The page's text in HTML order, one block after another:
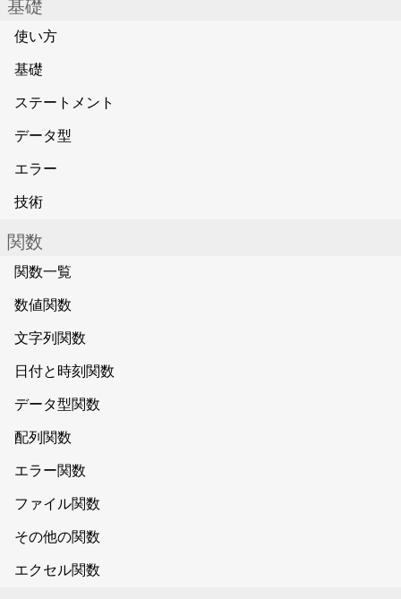
基礎
使い方
基礎
ステートメント
データ型
エラー
技術
関数
関数一覧
数値関数
文字列関数
日付と時刻関数
データ型関数
配列関数
エラー関数
ファイル関数
その他の関数
エクセル関数